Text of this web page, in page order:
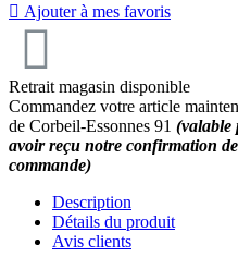
 Ajouter à mes favoris
Retrait magasin disponible
Commandez votre article
de Corbeil-Essonnes 91 (valable
avoir reçu notre confirmation
commande)
Description
Détails du produit
Avis clients